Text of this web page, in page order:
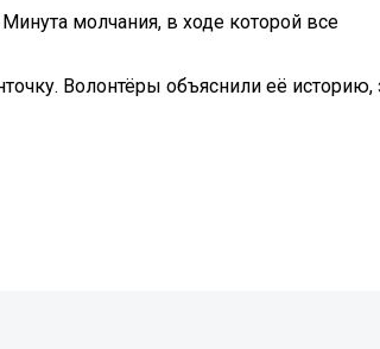
молчания, в ходе которой все
Волонтёры объяснили её историю,